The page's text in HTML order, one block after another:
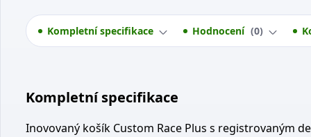
Kompletní specifikace Hodnocení 0
Kompletní specifikace
Inovovaný košík Custom Race Plus s registrovaným